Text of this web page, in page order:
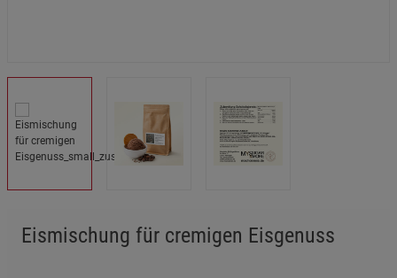
Eismischung für cremigen Eisgenuss